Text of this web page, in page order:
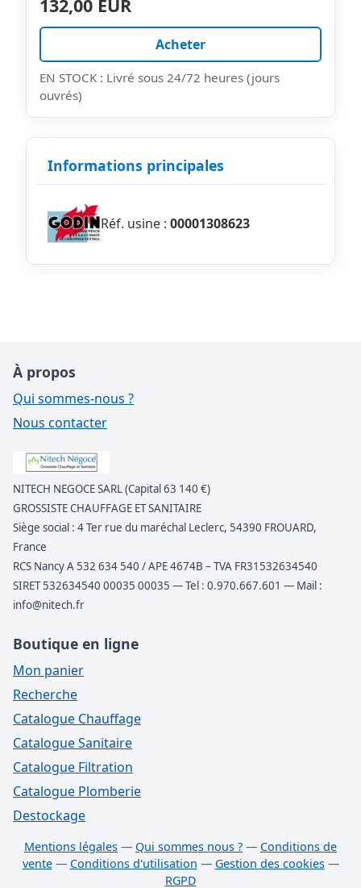
132,00 EUR
Acheter
EN STOCK : Livré sous 24/72 heures (jours
ouvrés)
Informations principales
Réf. usine :00001308623
À propos
Qui sommes-nous ?
Nous contacter
NITECH NEGOCE SARL (Capital 63 140 €)
GROSSISTE CHAUFFAGE ET SANITAIRE
Siège social : 4 Ter rue du maréchal Leclerc, 54390 FROUARD,
France
RCS Nancy A 532 634 540 / APE 4674B – TVA FR31532634540
SIRET 532634540 00035 00035 — Tel : 0.970.667.601 — Mail :
info@nitech.fr
Boutique en ligne
Mon panier
Recherche
Catalogue Chauffage
Catalogue Sanitaire
Catalogue Filtration
Catalogue Plomberie
Destockage
Mentions légales — Qui sommes nous ? — Conditions de
vente— Conditions d'utilisation — Gestion des cookies—
RGPD